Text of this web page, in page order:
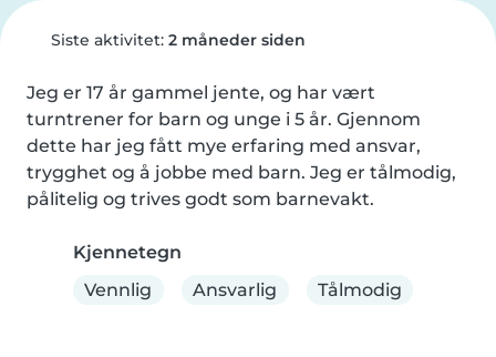
Siste aktivitet: 2 måneder siden
Jeg er 17 år gammel jente, og har vært
turntrener for barn og unge i 5 år. Gjennom
dette har jeg fått mye erfaring med ansvar,
trygghet og å jobbe med barn. Jeg er tålmodig,
pålitelig og trives godt som barnevakt.
Kjennetegn
Vennlig
Ansvarlig Tålmodig